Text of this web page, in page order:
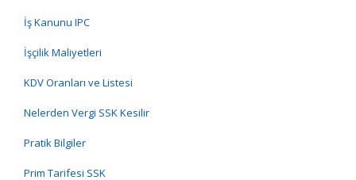
İş Kanunu IPC
İşçilik Maliyetleri
KDV Oranları ve Listesi
Nelerden Vergi SSK Kesilir
Pratik Bilgiler
Prim Tarifesi SSK